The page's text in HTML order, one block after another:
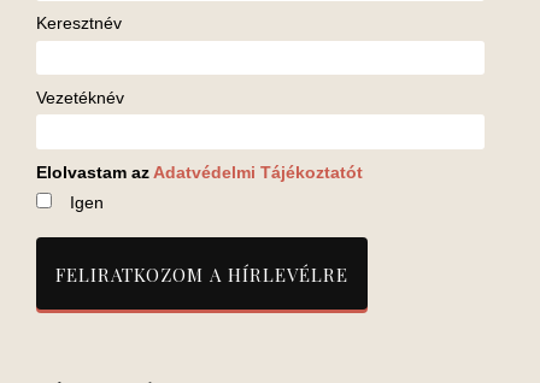
Keresztnév
Vezetéknév
Elolvastam azAdatvédelmi Tájékoztatót
Igen